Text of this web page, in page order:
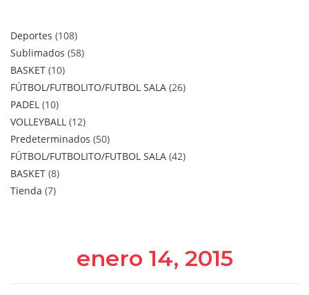
Deportes 108
Sublimados 58
BASKET 10
FÚTBOL/FUTBOLITO/FUTBOL SALA 26
PADEL 10
VOLLEYBALL 12
Predeterminados 50
FÚTBOL/FUTBOLITO/FUTBOL SALA 42
BASKET 8
Tienda 7
enero 14, 2015